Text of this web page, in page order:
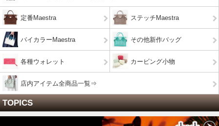
定番Maestra ステッチMaestra
バイカラーMaestra その他新作バッグ
各種ウォレット カービング小物
店内アイテム全商品一覧⇒
TOPICS